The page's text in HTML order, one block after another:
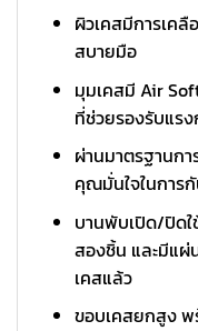
ผิวเคสมีการเค
สบายมือ
มุมเคสมี Air
ที่ช่วยรองรับแร
ผ่านมาตรฐานกา
คุณมั่นใจในการ
บานพับเปิด/ปิดใ
สองชิ้น และมีแผ่
เคสแล้ว
ขอบเคสยกสูง